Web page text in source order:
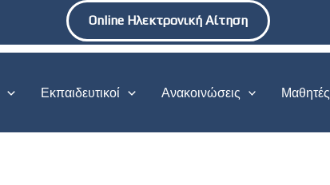
Online Ηλεκτρονική Αίτηση
Εκπαιδευτικοί Ανακοινώσεις Μαθητές